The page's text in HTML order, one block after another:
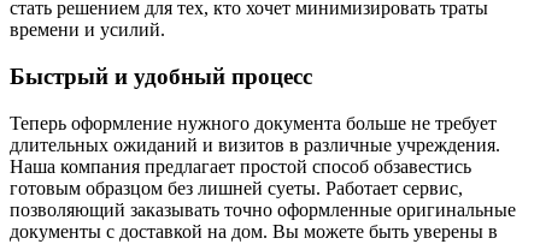
стать решением для тех, кто хочет минимизировать траты
времени и усилий.
Быстрый и удобный процесс
Теперь оформление нужного документа больше не требует
длительных ожиданий и визитов в различные учреждения.
Наша компания предлагает простой способ обзавестись
готовым образцом без лишней суеты. Работает сервис,
позволяющий заказывать точно оформленные оригинальные
документы с доставкой на дом. Вы можете быть уверены в